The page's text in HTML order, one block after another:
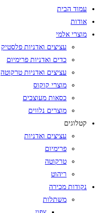
עמוד הבית
אודות
מוצרי אלמי
עציצים ואדניות פלסטיק
כדים ואדניות פרימיום
עציצים ואדניות טרקוטה
מוצרי קוקוס
כסאות מעוצבים
מוצרים נלווים
קטלוגים
עציצים ואדניות
פרימיום
טרקוטה
ריהוט
נקודות מכירה
משתלות